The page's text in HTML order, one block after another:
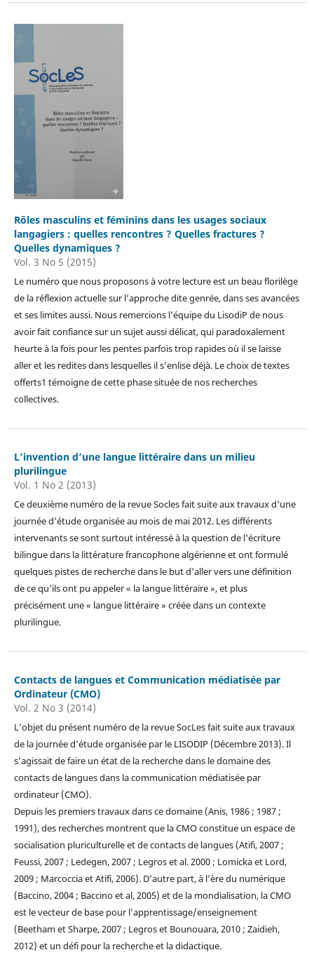
Rôles masculins et féminins dans les usages sociaux
langagiers : quelles rencontres ? Quelles fractures ?
Quelles dynamiques ?
Vol. 3 No 5 (2015)
Le numéro que nous proposons à votre lecture est un beau florilège
de la réflexion actuelle sur l’approche dite genrée, dans ses avancées
et ses limites aussi. Nous remercions l’équipe du LisodiP de nous
avoir fait confiance sur un sujet aussi délicat, qui paradoxalement
heurte à la fois pour les pentes parfois trop rapides où il se laisse
aller et les redites dans lesquelles il s’enlise déjà. Le choix de textes
offerts1 témoigne de cette phase située de nos recherches
collectives.
L’invention d’une langue littéraire dans un milieu
plurilingue
Vol. 1 No 2 (2013)
Ce deuxième numéro de la revue Socles fait suite aux travaux d'une
journée d'étude organisée au mois de mai 2012. Les différents
intervenants se sont surtout intéressé à la question de l'écriture
bilingue dans la littérature francophone algérienne et ont formulé
quelques pistes de recherche dans le but d'aller vers une définition
de ce qu'ils ont pu appeler « la langue littéraire », et plus
précisément une « langue littéraire » créée dans un contexte
plurilingue.
Contacts de langues et Communication médiatisée par
Ordinateur (CMO)
Vol. 2 No 3 (2014)
L’objet du présent numéro de la revue SocLes fait suite aux travaux
de la journée d’étude organisée par le LISODIP (Décembre 2013). Il
s’agissait de faire un état de la recherche dans le domaine des
contacts de langues dans la communication médiatisée par
ordinateur (CMO).
Depuis les premiers travaux dans ce domaine (Anis, 1986 ; 1987 ;
1991), des recherches montrent que la CMO constitue un espace de
socialisation pluriculturelle et de contacts de langues (Atifi, 2007 ;
Feussi, 2007 ; Ledegen, 2007 ; Legros et al. 2000 ; Lomicka et Lord,
2009 ; Marcoccia et Atifi, 2006). D’autre part, à l’ère du numérique
(Baccino, 2004 ; Baccino et al, 2005) et de la mondialisation, la CMO
est le vecteur de base pour l’apprentissage/enseignement
(Beetham et Sharpe, 2007 ; Legros et Bounouara, 2010 ; Zaidieh,
2012) et un défi pour la recherche et la didactique.